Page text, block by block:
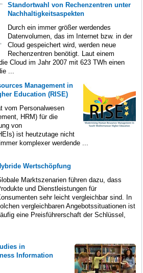
Standortwahl von Rechenzentren unter
Nachhaltigkeitsaspekten
Durch ein immer größer werdendes
Datenvolumen, das im Internet bzw. in der
Cloud gespeichert wird, werden neue
Rechenzentren benötigt. Laut einem
Cloud im Jahr 2007 mit 623 TWh einen
...
Management in
Education (RISE)
vom Personalwesen
HRM) für die
von
ist heutzutage nicht
komplexer werdende ...
Wertschöpfung
Marktszenarien führen dazu, dass
und Dienstleistungen für
sehr leicht vergleichbar sind. In
vergleichbaren Angebotssituationen ist
eine Preisführerschaft der Schlüssel,
in
Information